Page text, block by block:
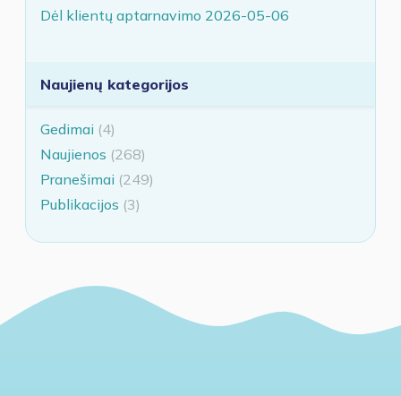
Dėl klientų aptarnavimo 2026-05-06
Naujienų kategorijos
Gedimai (4)
Naujienos (268)
Pranešimai (249)
Publikacijos (3)